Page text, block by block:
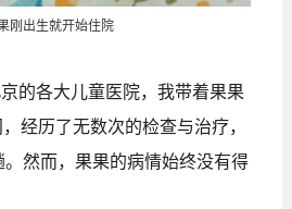
刚出生就开始住院
的各大儿童医院，我带着果果
经历了无数次的检查与治疗，
然而，果果的病情始终没有得